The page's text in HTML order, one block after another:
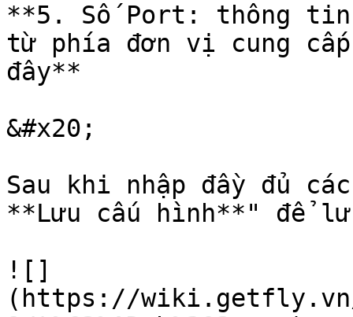
**5. Số Port: thông
từ phía đơn vị cung
đây**
&#x20;
Sau khi nhập đầy đủ
**Lưu cấu hình**" để
![]
(https://wiki.getfly.vn/